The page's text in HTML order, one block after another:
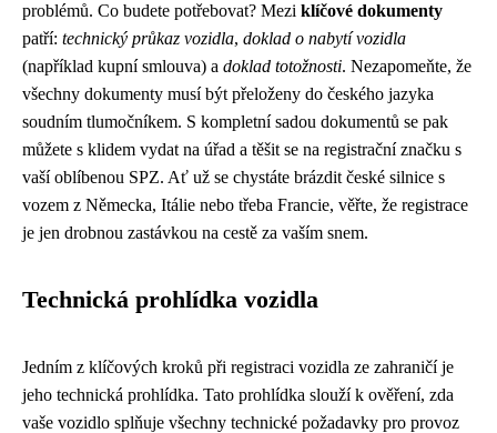
problémů. Co budete potřebovat? Mezi klíčové dokumenty
patří: technický průkaz vozidla, doklad o nabytí vozidla
(například kupní smlouva) a doklad totožnosti. Nezapomeňte, že
všechny dokumenty musí být přeloženy do českého jazyka
soudním tlumočníkem. S kompletní sadou dokumentů se pak
můžete s klidem vydat na úřad a těšit se na registrační značku s
vaší oblíbenou SPZ. Ať už se chystáte brázdit české silnice s
vozem z Německa, Itálie nebo třeba Francie, věřte, že registrace
je jen drobnou zastávkou na cestě za vaším snem.
Technická prohlídka vozidla
Jedním z klíčových kroků při registraci vozidla ze zahraničí je
jeho technická prohlídka. Tato prohlídka slouží k ověření, zda
vaše vozidlo splňuje všechny technické požadavky pro provoz